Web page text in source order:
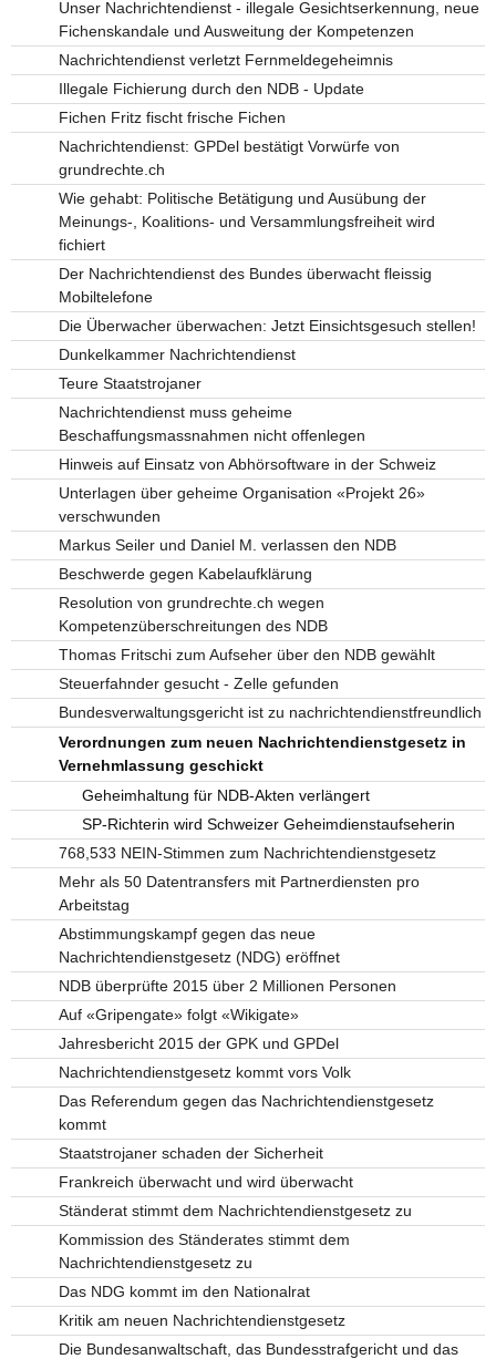
Unser Nachrichtendienst - illegale Gesichtserkennung, neue
Fichenskandale und Ausweitung der Kompetenzen
Nachrichtendienst verletzt Fernmeldegeheimnis
Illegale Fichierung durch den NDB - Update
Fichen Fritz fischt frische Fichen
Nachrichtendienst: GPDel bestätigt Vorwürfe von
grundrechte.ch
Wie gehabt: Politische Betätigung und Ausübung der
Meinungs-, Koalitions- und Versammlungsfreiheit wird
fichiert
Der Nachrichtendienst des Bundes überwacht fleissig
Mobiltelefone
Die Überwacher überwachen: Jetzt Einsichtsgesuch stellen!
Dunkelkammer Nachrichtendienst
Teure Staatstrojaner
Nachrichtendienst muss geheime
Beschaffungsmassnahmen nicht offenlegen
Hinweis auf Einsatz von Abhörsoftware in der Schweiz
Unterlagen über geheime Organisation «Projekt 26»
verschwunden
Markus Seiler und Daniel M. verlassen den NDB
Beschwerde gegen Kabelaufklärung
Resolution von grundrechte.ch wegen
Kompetenzüberschreitungen des NDB
Thomas Fritschi zum Aufseher über den NDB gewählt
Steuerfahnder gesucht - Zelle gefunden
Bundesverwaltungsgericht ist zu nachrichtendienstfreundlich
Verordnungen zum neuen Nachrichtendienstgesetz in
Vernehmlassung geschickt
Geheimhaltung für NDB-Akten verlängert
SP-Richterin wird Schweizer Geheimdienstaufseherin
768,533 NEIN-Stimmen zum Nachrichtendienstgesetz
Mehr als 50 Datentransfers mit Partnerdiensten pro
Arbeitstag
Abstimmungskampf gegen das neue
Nachrichtendienstgesetz (NDG) eröffnet
NDB überprüfte 2015 über 2 Millionen Personen
Auf «Gripengate» folgt «Wikigate»
Jahresbericht 2015 der GPK und GPDel
Nachrichtendienstgesetz kommt vors Volk
Das Referendum gegen das Nachrichtendienstgesetz
kommt
Staatstrojaner schaden der Sicherheit
Frankreich überwacht und wird überwacht
Ständerat stimmt dem Nachrichtendienstgesetz zu
Kommission des Ständerates stimmt dem
Nachrichtendienstgesetz zu
Das NDG kommt im den Nationalrat
Kritik am neuen Nachrichtendienstgesetz
Die Bundesanwaltschaft, das Bundesstrafgericht und das